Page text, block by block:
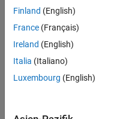
Suchkriterien
weiter
fassen
oder
alle
Stellenangebote
anzeigen .
Finland (English)
France (Français)
Ireland (English)
Italia (Italiano)
Luxembourg (English)